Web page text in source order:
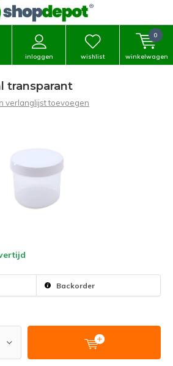
inloggen wishlist winkelwagen
0
transparant
verlanglijst toevoegen
Backorder